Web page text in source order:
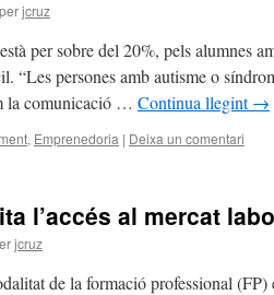
perjcruz
per sobre del 20%, pels alumnes
“Les persones amb autisme o
la comunicació … Continua llegint→
, Emprenedoria | Deixa un comentari
l’accés al mercat
jcruz
de la formació professional (FP)